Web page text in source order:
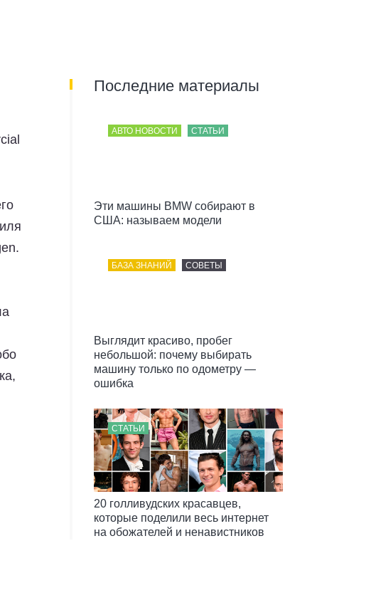
Последние материалы
АВТО НОВОСТИ СТАТЬИ
Эти машины BMW собирают в
США: называем модели
БАЗА ЗНАНИЙ СОВЕТЫ
Выглядит красиво, пробег
небольшой: почему выбирать
машину только по одометру —
ошибка
СТАТЬИ
20 голливудских красавцев,
которые поделили весь интернет
на обожателей и ненавистников